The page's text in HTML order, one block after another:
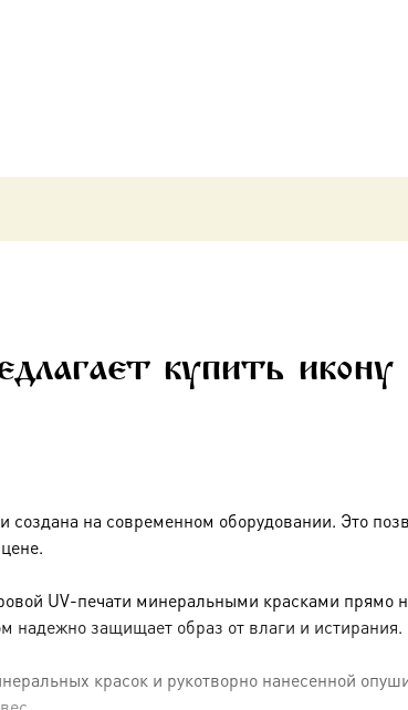
купить
на современном оборудовании. Это
UV-печати минеральными красками прямо
надежно защищает образ от влаги и истирания.
красок и рукотворно нанесенной